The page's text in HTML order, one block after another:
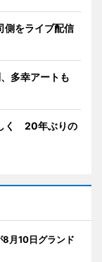
側をライブ配信
多幸アートも
く 20年ぶりの
8月10日グランド